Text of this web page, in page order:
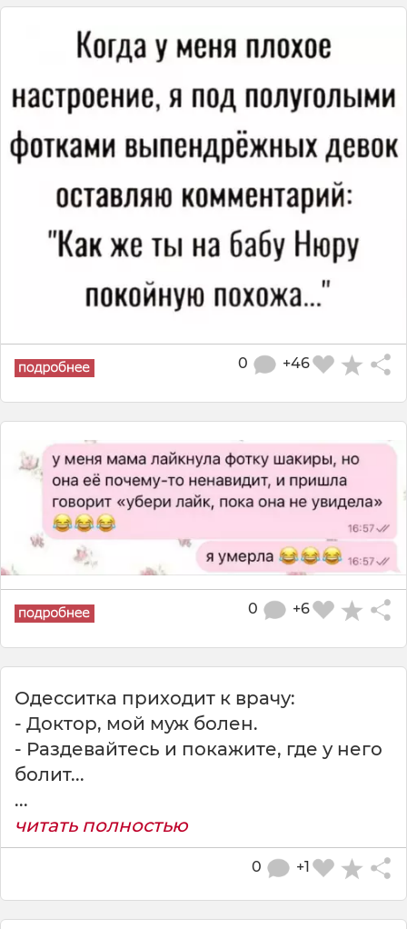
+46
0
+6
0
Одесситка приходит к врачу:
- Доктор, мой муж болен.
- Раздевайтесь и покажите, где у него
болит...
...
читать полностью
+1
0